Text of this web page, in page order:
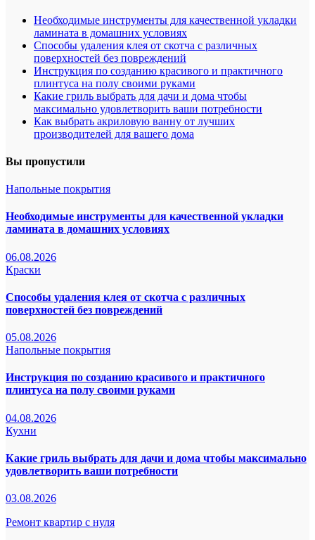
Необходимые инструменты для качественной укладки
ламината в домашних условиях
Способы удаления клея от скотча с различных
поверхностей без повреждений
Инструкция по созданию красивого и практичного
плинтуса на полу своими руками
Какие гриль выбрать для дачи и дома чтобы
максимально удовлетворить ваши потребности
Как выбрать акриловую ванну от лучших
производителей для вашего дома
Вы пропустили
Напольные покрытия
Необходимые инструменты для качественной укладки
ламината в домашних условиях
06.08.2026
Краски
Способы удаления клея от скотча с различных
поверхностей без повреждений
05.08.2026
Напольные покрытия
Инструкция по созданию красивого и практичного
плинтуса на полу своими руками
04.08.2026
Кухни
Какие гриль выбрать для дачи и дома чтобы максимально
удовлетворить ваши потребности
03.08.2026
Ремонт квартир с нуля